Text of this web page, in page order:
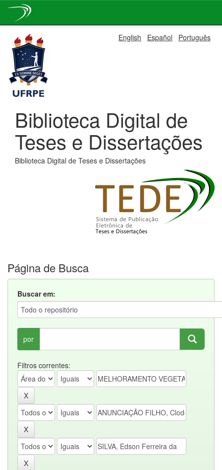
navigation
English Español Português
Biblioteca Digital de
Teses e Dissertações
Biblioteca Digital de Teses e Dissertações
Página de Busca
Buscar em:
por
Filtros correntes: